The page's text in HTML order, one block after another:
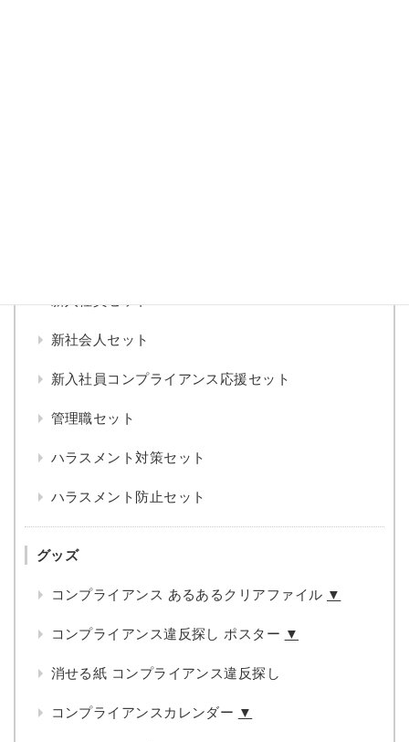
新社会人セット
新入社員コンプライアンス応援セット
管理職セット
ハラスメント対策セット
ハラスメント防止セット
グッズ
コンプライアンス あるあるクリアファイル ▼
コンプライアンス違反探し ポスター ▼
消せる紙 コンプライアンス違反探し
コンプライアンスカレンダー ▼